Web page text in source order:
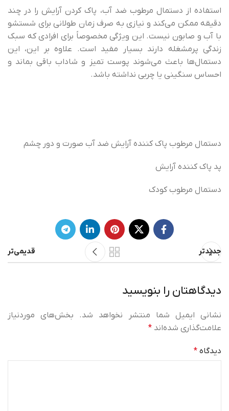
استفاده از دستمال مرطوب ضد آب، پاک کردن آرایش را در چند
دقیقه ممکن می‌کند و نیازی به صرف زمان طولانی برای شستشو
با آب و صابون نیست. این ویژگی مخصوصاً برای افرادی که سبک
زندگی پرمشغله دارند بسیار مفید است. علاوه بر این، این
دستمال‌ها باعث می‌شوند پوست تمیز و شاداب باقی بماند و
احساس سنگینی یا چربی نداشته باشد.
دستمال مرطوب پاک کننده آرایش ضد آب صورت و دور چشم
پد پاک کننده آرایش
دستمال مرطوب کودک
جدیدتر قدیمی‌تر
دیدگاهتان را بنویسید
نشانی ایمیل شما منتشر نخواهد شد.
بخش‌های موردنیاز
علامت‌گذاری شده‌اند *
دیدگاه *